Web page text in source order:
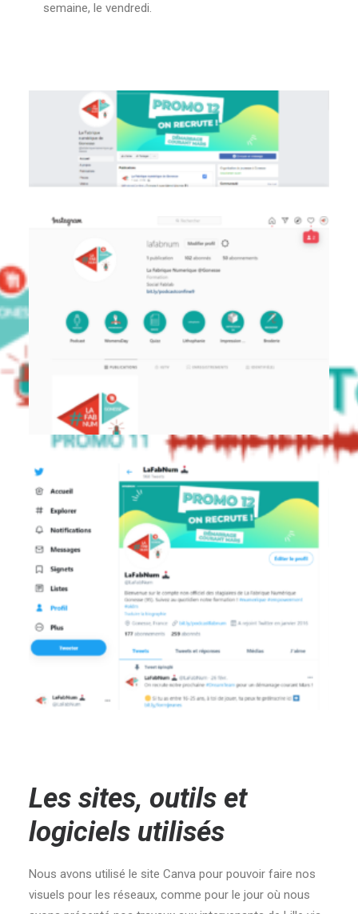
semaine, le vendredi.
Les sites, outils et
logiciels utilisés
Nous avons utilisé le site Canva pour pouvoir faire nos
visuels pour les réseaux, comme pour le jour où nous